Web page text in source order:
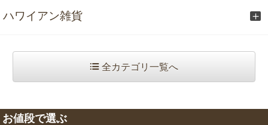
ハワイアン雑貨
全カテゴリ一覧へ
お値段で選ぶ